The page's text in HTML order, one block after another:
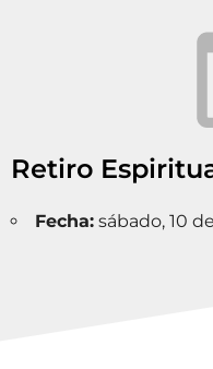
Retiro
Fecha: sábado, 10